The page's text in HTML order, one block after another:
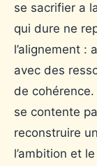
se sacrifier a
qui dure ne
l’alignement :
avec des
de
se contente
reconstruire
l’ambition et